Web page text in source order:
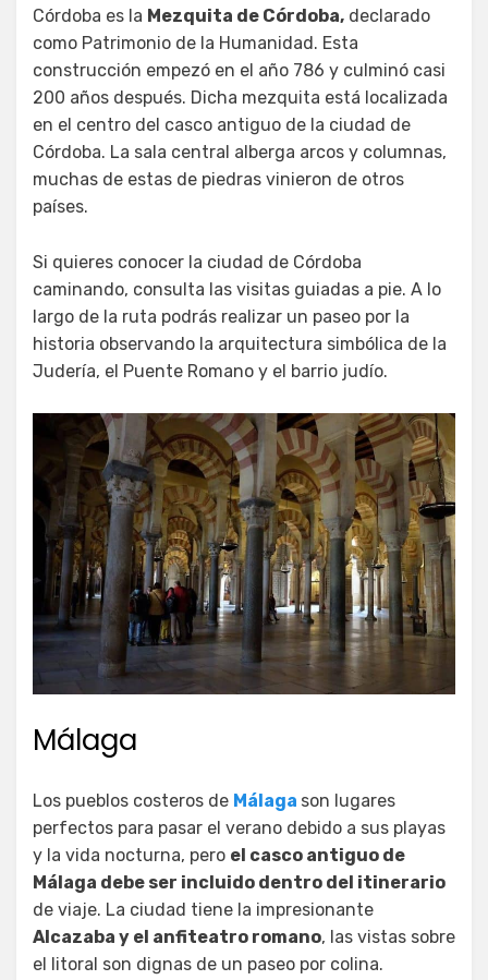
Córdoba es la Mezquita de Córdoba, declarado
como Patrimonio de la Humanidad. Esta
construcción empezó en el año 786 y culminó casi
200 años después. Dicha mezquita está localizada
en el centro del casco antiguo de la ciudad de
Córdoba. La sala central alberga arcos y columnas,
muchas de estas de piedras vinieron de otros
países.
Si quieres conocer la ciudad de Córdoba
caminando, consulta las visitas guiadas a pie. A lo
largo de la ruta podrás realizar un paseo por la
historia observando la arquitectura simbólica de la
Judería, el Puente Romano y el barrio judío.
Málaga
Los pueblos costeros de Málaga son lugares
perfectos para pasar el verano debido a sus playas
y la vida nocturna, pero el casco antiguo de
Málaga debe ser incluido dentro del itinerario
de viaje. La ciudad tiene la impresionante
Alcazaba y el anfiteatro romano, las vistas sobre
el litoral son dignas de un paseo por colina.